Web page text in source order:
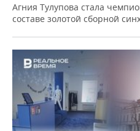
Агния Тулупова стала
составе золотой сборной